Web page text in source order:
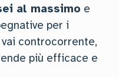
al massimo e
per i
controcorrente,
più efficace e